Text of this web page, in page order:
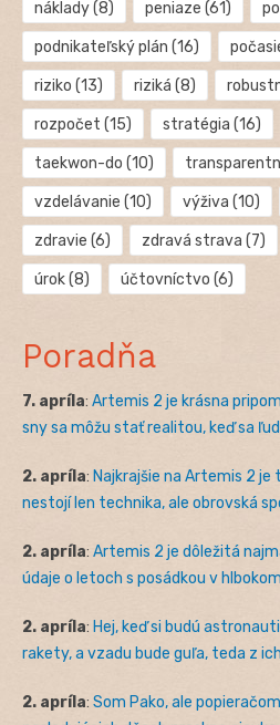
náklady(8) peniaze (61)
podnikateľský plán (16)
riziko (13) riziká (8)
rozpočet (15) stratégia (16)
taekwon-do (10)
vzdelávanie (10) výživa (10)
zdravie (6) zdravá strava (7)
úrok(8) účtovníctvo (6)
Poradňa
7. apríla: Artemis 2 je krásna
sny sa môžu stať realitou, keď sa
2. apríla: Najkrajšie na Artemis 2
nestojí len technika, ale obrovská
2. apríla: Artemis 2 je dôležitá
údaje o letoch s posádkou v
2. apríla: Hej, keď si budú
rakety, a vzadu bude guľa, teda z
2. apríla: Som Pako, ale